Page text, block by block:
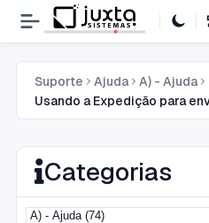
Suporte Ajuda A) - Ajuda
Usando a Expedição para
Categorias